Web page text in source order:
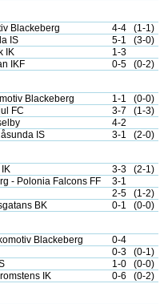
Blackeberg 4-4
(1-1)
IS 5-1
(3-0)
IK
1-3
IKF 0-5 (0-2)
Blackeberg 1-1
(0-0)
FC 3-7
(1-3)
4-2
IS 3-1 (2-0)
3-3
(2-1)
- Polonia Falcons FF
3-1
2-5
(1-2)
BK 0-1 (0-0)
Blackeberg
0-4
0-3
(0-1)
1-0
(0-0)
IK 0-6 (0-2)